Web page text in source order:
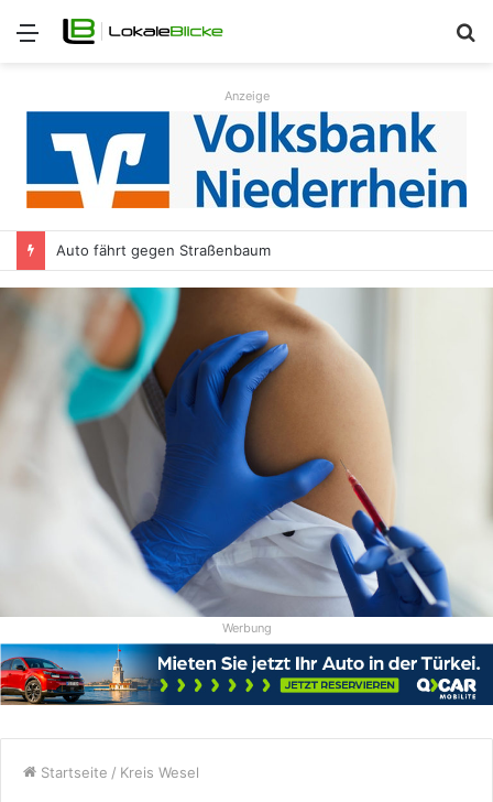
Menü
Anzeige
Auto fährt gegen Straßenbaum
Werbung
Startseite / Kreis Wesel